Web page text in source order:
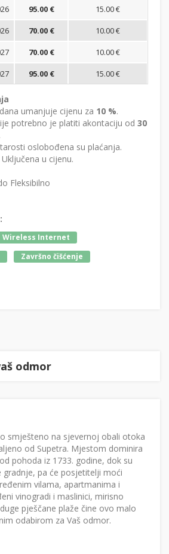
95.00 €
15.00 €
70.00 €
10.00 €
70.00 €
10.00 €
95.00 € 15.00 €
dana umanjuje cijenu za 10 %.
potrebno je platiti akontaciju od 30
oslobođena su plaćanja.
u cijenu.
Fleksibilno
Wireless Internet
Završno čišćenje
odmor
smješteno na sjevernoj obali otoka
od Supetra. Mjestom dominira
pohoda iz 1733. godine, dok su
gradnje, pa će posjetitelji moći
vilama, apartmanima i
vinogradi i maslinici, mirisno
pješčane plaže čine ovo malo
odabirom za Vaš odmor.